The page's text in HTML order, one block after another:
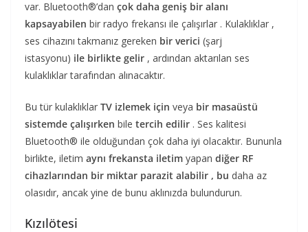
var. Bluetooth®’dan çok daha geniş bir alanı
kapsayabilen bir radyo frekansı ile çalışırlar . Kulaklıklar ,
ses cihazını takmanız gereken bir verici (şarj
istasyonu) ile birlikte gelir , ardından aktarılan ses
kulaklıklar tarafından alınacaktır.
Bu tür kulaklıklar TV izlemek için veya bir masaüstü
sistemde çalışırken bile tercih edilir . Ses kalitesi
Bluetooth® ile olduğundan çok daha iyi olacaktır. Bununla
birlikte, iletim aynı frekansta iletim yapan diğer RF
cihazlarından bir miktar parazit alabilir , bu daha az
olasıdır, ancak yine de bunu aklınızda bulundurun.
Kızılötesi